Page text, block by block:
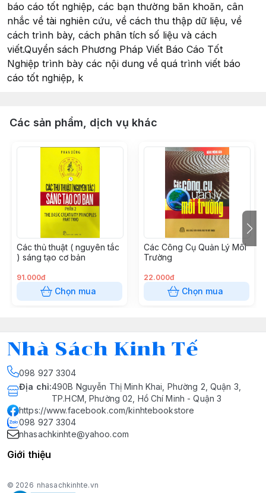
báo cáo tốt nghiệp, các bạn thường băn khoăn, cân
nhắc về tài nghiên cứu, về cách thu thập dữ liệu, về
cách trình bày, cách phân tích số liệu và cách
viết.Quyển sách Phương Pháp Viết Báo Cáo Tốt
Nghiệp trình bày các nội dung về quá trình viết báo
cáo tốt nghiệp, k
Các sản phẩm, dịch vụ khác
Các thủ thuật ( nguyên tắc
) sáng tạo cơ bản
91.000đ
Chọn mua
Các Công Cụ Quản Lý Môi
Trường
22.000đ
Chọn mua
Nhà Sách Kinh Tế
098 927 3304
Địa chỉ:490B Nguyễn Thị Minh Khai, Phường 2, Quận 3,
TP.HCM, Phường 02, Hồ Chí Minh - Quận 3
https://www.facebook.com/kinhtebookstore
098 927 3304
nhasachkinhte@yahoo.com
Giới thiệu
© 2026 nhasachkinhte.vn